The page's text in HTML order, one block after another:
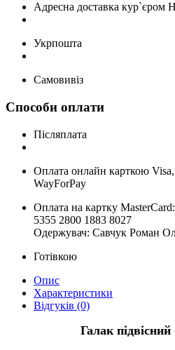
Адресна доставка кур`єром
Укрпошта
Самовивіз
Способи оплати
Післяплата
Оплата онлайн карткою Visa,
WayForPay
Оплата на картку MasterCard:
5355 2800 1883 8027
Одержувач: Савчук Роман
Готівкою
Опис
Характеристики
Відгуків (0)
Галак